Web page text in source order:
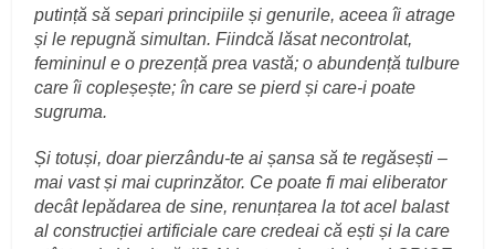
putință să separi principiile și genurile, aceea îi atrage
și le repugnă simultan. Fiindcă lăsat necontrolat,
femininul e o prezență prea vastă; o abundență tulbure
care îi copleșește; în care se pierd și care-i poate
sugruma.
Și totuși, doar pierzându-te ai șansa să te regăsești –
mai vast și mai cuprinzător. Ce poate fi mai eliberator
decât lepădarea de sine, renunțarea la tot acel balast
al construcției artificiale care credeai că ești și la care